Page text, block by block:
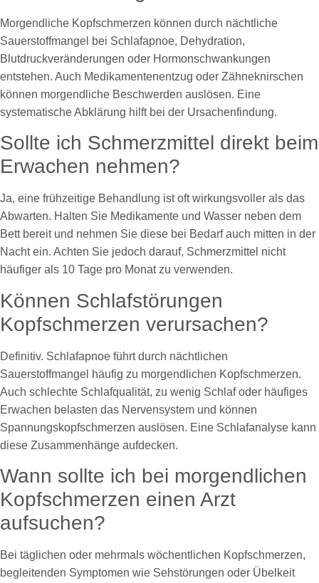
Morgendliche Kopfschmerzen können durch nächtliche
Sauerstoffmangel bei Schlafapnoe, Dehydration,
Blutdruckveränderungen oder Hormonschwan­kungen
entstehen. Auch Medikamentenentzug oder Zähneknirschen
können morgendliche Beschwerden auslösen. Eine
systematische Abklärung hilft bei der Ursachenfindung.
Sollte ich Schmerzmittel direkt beim
Erwachen nehmen?
Ja, eine frühzeitige Behandlung ist oft wirkungsvoller als das
Abwarten. Halten Sie Medikamente und Wasser neben dem
Bett bereit und nehmen Sie diese bei Bedarf auch mitten in der
Nacht ein. Achten Sie jedoch darauf, Schmerzmittel nicht
häufiger als 10 Tage pro Monat zu verwenden.
Können Schlafstörungen
Kopfschmerzen verursachen?
Definitiv. Schlafapnoe führt durch nächtlichen
Sauerstoffmangel häufig zu morgendlichen Kopfschmerzen.
Auch schlechte Schlafqualität, zu wenig Schlaf oder häufiges
Erwachen belasten das Nervensystem und können
Spannungskopfschmerzen auslösen. Eine Schlafanalyse kann
diese Zusammenhänge aufdecken.
Wann sollte ich bei morgendlichen
Kopfschmerzen einen Arzt
aufsuchen?
Bei täglichen oder mehrmals wöchentlichen Kopfschmerzen,
begleitenden Symptomen wie Sehstörungen oder Übelkeit